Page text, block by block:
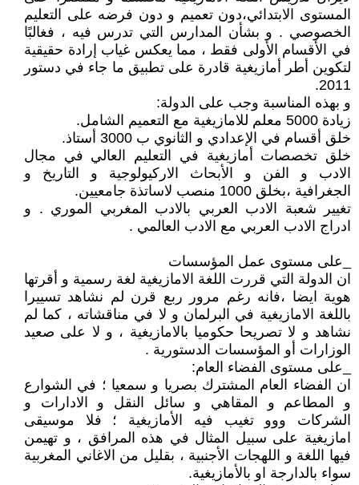
المستوى الابتدائي،دون تعميم و دون فرضه على التعليم
الخصوصي . و بشأن المدارس التي تدرس فيه ، فغالبًا
في الأقسام الأولى فقط ، مما يعكس غياب إرادة حقيقية
لتكوين أطر أمازيغية قادرة على تطبيق ما جاء في دستور
2011.
و بهذه المناسبة وجب على الدولة:
زيادة 5000 معلم للامازيغية مع التعميم الشامل.
خلق أقسام في الإعدادي و الثانوي ب 3000 أستاذ.
خلق تخصصات أمازيغية في التعليم العالي في مجال
الادب و الفن و الأبحاث الاركيولوجية و التاريخ و
الجغرافية ،بخلق 1000 منصب لاساتذة جامعيين.
تغيير شعبة الادب العربي بالادب المغربي الموري . و
ادراج الادب العربي مع الادب العالمي .
_على مستوى عمل المؤسسات
ان الدولة التي قررت اللغة الامازيغية لغة رسمية و أقرتها
هوية ايضا ،فانه رغم مرور ربع قرن لم نشاهد تسييرا
باللغة الامازيغية في البرلمان و لا في مناقشاته ، كما لم
نشاهد و لا تصريحا حكوميا بالامازيغية ، و لا على صعيد
الوزارات أو المؤسسات الدستورية .
_على مستوى الفضاء العام:
ان الفضاء العام المشترك بصريا و سمعيا ؛ في الشوارع
و المطاعم و المقاهي و سائل النقل و الادارات و
الشركات ووو تغيب فيه الأمازيغية ؛ فلا موسيقى
امازيغية على سبيل المثال في هذه المرافق ، و تهيمن
فيها اللغة و اللهجات الأجنبية ، بقليل من الاغاني المغربية
سواء بالدارجة او بالأمازيغية.